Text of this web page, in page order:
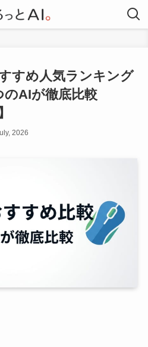
すめ人気ランキング
のAIが徹底比較
2026